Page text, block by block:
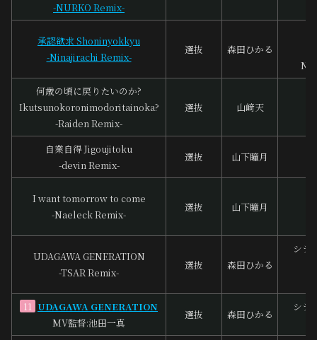
-NURKO Remix-
承認欲求 Shoninyokkyu
-Ninajirachi Remix-
選抜 森田ひかる
何歳の頃に戻りたいのか?
Ikutsunokoronimodoritainoka?
-Raiden Remix-
選抜 山﨑天
自業自得 Jigoujitoku
-devin Remix-
選抜 山下瞳月
I want tomorrow to come
-Naeleck Remix-
選抜 山下瞳月
UDAGAWA GENERATION
-TSAR Remix-
選抜 森田ひかる
シラ
11
UDAGAWA GENERATION
MV監督:池田一真
選抜 森田ひかる
シラ